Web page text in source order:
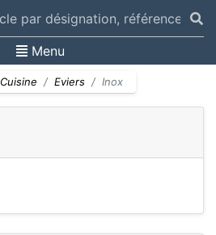
Toggle navigation
Menu
Cuisine Eviers Inox